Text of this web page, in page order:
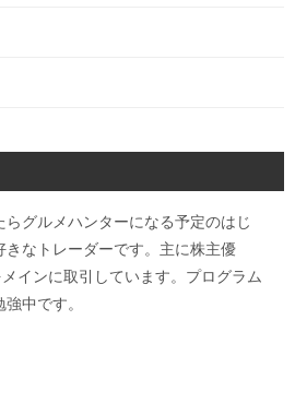
グルメハンターになる予定のはじ
なトレーダーです。主に株主優
インに取引しています。プログラム
中です。